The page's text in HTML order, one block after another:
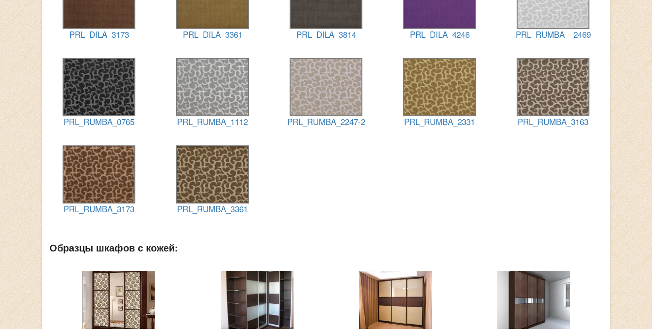
PRL_DILA_3173 PRL_DILA_3361 PRL_DILA_3814 PRL_DILA_4246 PRL_RUMBA__2469
PRL_RUMBA_0765 PRL_RUMBA_1112 PRL_RUMBA_2247-2 PRL_RUMBA_2331 PRL_RUMBA_3163
PRL_RUMBA_3173 PRL_RUMBA_3361
Образцы шкафов с кожей: